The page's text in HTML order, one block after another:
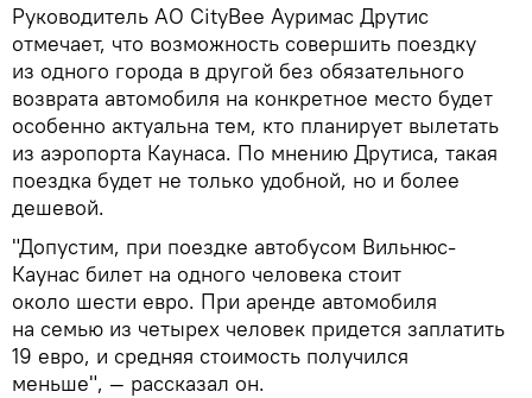
Руководитель АО CityBee Ауримас Друтис
отмечает, что возможность совершить поездку
из одного города в другой без обязательного
возврата автомобиля на конкретное место будет
особенно актуальна тем, кто планирует вылетать
из аэропорта Каунаса. По мнению Друтиса, такая
поездка будет не только удобной, но и более
дешевой.
"Допустим, при поездке автобусом Вильнюс-
Каунас билет на одного человека стоит
около шести евро. При аренде автомобиля
на семью из четырех человек придется заплатить
19 евро, и средняя стоимость получился
меньше", — рассказал он.